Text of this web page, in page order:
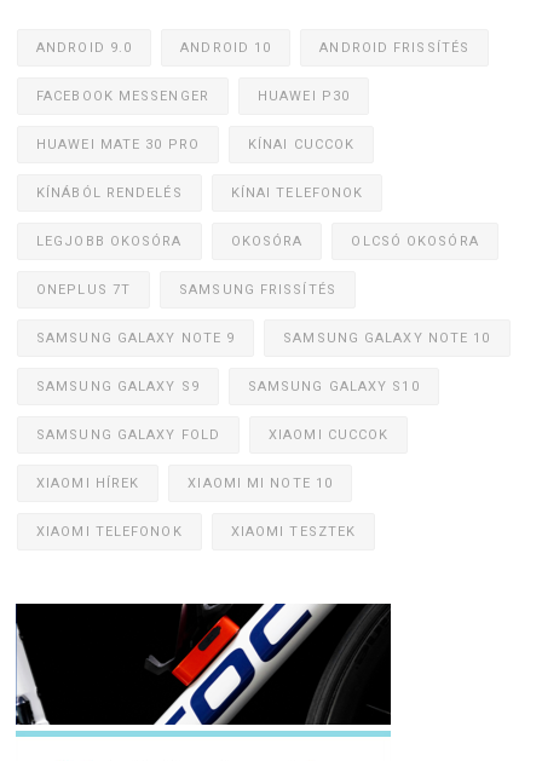
ANDROID 9.0 ANDROID 10 ANDROID FRISSÍTÉS
FACEBOOK MESSENGER HUAWEI P30
HUAWEI MATE 30 PRO KÍNAI CUCCOK
KÍNÁBÓL RENDELÉS KÍNAI TELEFONOK
LEGJOBB OKOSÓRA OKOSÓRA OLCSÓ OKOSÓRA
ONEPLUS 7T SAMSUNG FRISSÍTÉS
SAMSUNG GALAXY NOTE 9 SAMSUNG GALAXY NOTE 10
SAMSUNG GALAXY S9 SAMSUNG GALAXY S10
SAMSUNG GALAXY FOLD XIAOMI CUCCOK
XIAOMI HÍREK XIAOMI MI NOTE 10
XIAOMI TELEFONOK XIAOMI TESZTEK